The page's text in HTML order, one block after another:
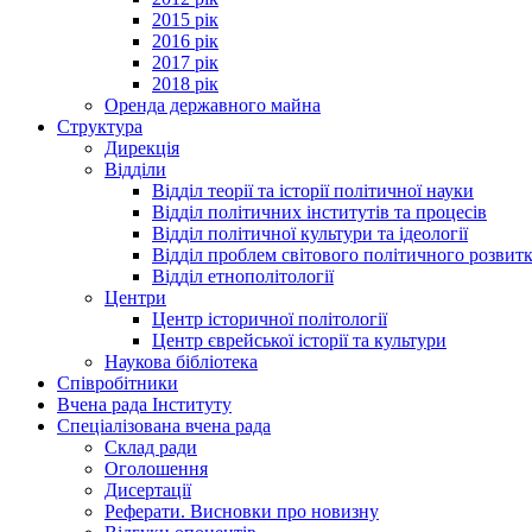
2015 рік
2016 рік
2017 рік
2018 рік
Оренда державного майна
Структура
Дирекція
Відділи
Відділ теорії та історії політичної науки
Відділ політичних інститутів та процесів
Відділ політичної культури та ідеології
Відділ проблем світового політичного
Відділ етнополітології
Центри
Центр історичної політології
Центр єврейської історії та культури
Наукова бібліотека
Співробітники
Вчена рада Інституту
Спеціалізована вчена рада
Склад ради
Оголошення
Дисертації
Реферати. Висновки про новизну